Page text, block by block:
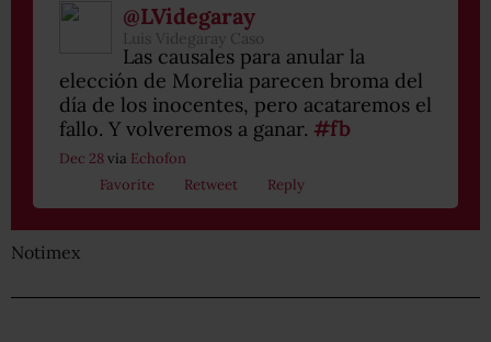
@LVidegaray
Luis Videgaray Caso
Las causales para anular la
elección de Morelia parecen broma del
día de los inocentes, pero acataremos el
fallo. Y volveremos a ganar. #fb
Dec 28via Echofon
Favorite
Retweet Reply
Notimex